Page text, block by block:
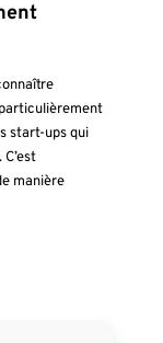
start-ups qui
manière